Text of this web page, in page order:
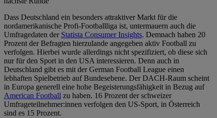
Dass Deutschland ein besonders attraktiver Markt für die
nordamerikanische Profi-Footballliga ist, untermauern auch die
Umfragedaten der Statista Consumer Insights. Demnach haben 20
Prozent der Befragten hierzulande angegeben aktiv Football zu
verfolgen. Hierbei wurde allerdings nicht spezifiziert, ob diese sich
nur für den Sport in den USA interessieren. Denn auch in
Deutschland gibt es mit der German Football League einen
lebhaften Spielbetrieb auf Bundesebene. Der DACH-Raum scheint
in Europa generell eine hohe Begeisterungsfähigkeit in Bezug auf
American Football zu haben. 16 Prozent der schweizer
Umfrageteilnehmer:innen verfolgen den US-Sport, in Österreich
sind es 15 Prozent.